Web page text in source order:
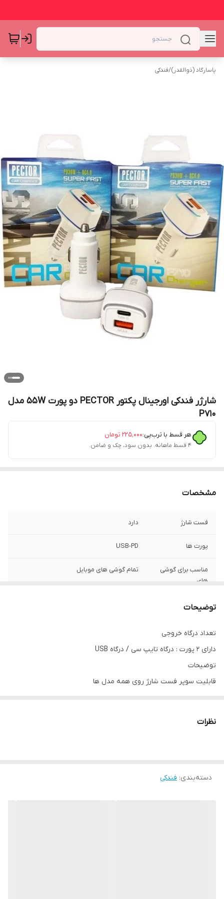
پاسارگاد (ذوالقدر)/فندکی
شارژر فندکی اورجینال پکتور PECTOR دو پورت 55W مدل
P710
هر قسط با ترب‌پی:۲۲۵٬۰۰۰ تومان
۴ قسط ماهانه. بدون سود، چک و ضامن.
مشخصات
فست شارژ دارد
پورت ها USB-PD
مناسب برای گوشی
های
تمام گوشی های موبایل
گارانتی
توضیحات
تعداد درگاه خروجی
دارای 2 پورت : درگاه تایپ سی / درگاه USB
توضیحات
قابلیت سوپر فست شارژ روی همه مدل ها
سازگار با همه گوشی های بازار
نظرات
دسته‌بندی: فندکی